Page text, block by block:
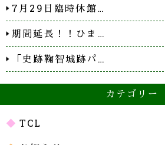
7月29日臨時休館…
期間延長！！ひま…
「史跡鞠智城跡パ…
カテゴリー
TCL